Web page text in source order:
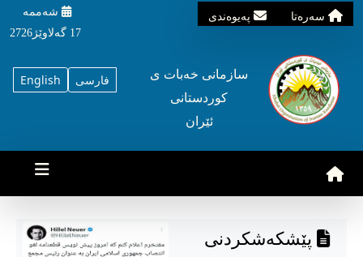
سه‌ره‌تا په‌یوه‌ندی
شه‌ممه‌
17 گه‌لاوێژ2726
English فارسی
سازمانی خه‌بات ی
کوردستانی
ئێران
پێشکەشکردنی